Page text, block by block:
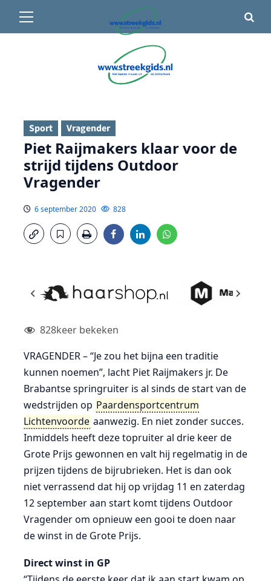
21°C• Vandaag 15° / 24°
menu
Sport Vragender
Piet Raijmakers klaar voor de
strijd tijdens Outdoor
Vragender
6 september 2020 828
828keer bekeken
VRAGENDER – “Je zou het bijna een traditie
kunnen noemen”, lacht Piet Raijmakers jr. De
Brabantse springruiter is al sinds de start van de
wedstrijden op Paardensportcentrum
Lichtenvoorde aanwezig. En niet zonder succes.
Inmiddels heeft deze topruiter al drie keer de
Grote Prijs gewonnen en valt hij regelmatig in de
prijzen tijdens de bijrubrieken. Het is dan ook
niet verrassend dat hij op vrijdag 11 en zaterdag
12 september aan start komt tijdens Outdoor
Vragender om opnieuw een gooi te doen naar
de winst in de Grote Prijs.
Direct winst in GP